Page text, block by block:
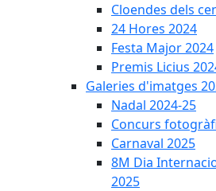
Cloendes dels
24 Hores 2024
Festa Major 2024
Premis Licius
Galeries d'imatges
Nadal 2024-25
Concurs
Carnaval 2025
8M Dia
2025